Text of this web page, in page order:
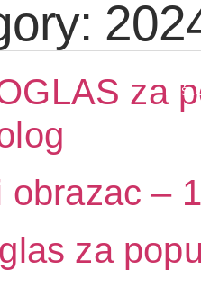
za
obrazac –
za